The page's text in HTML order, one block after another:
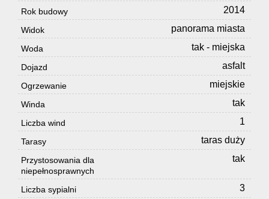
Rok budowy 2014
Widok panorama miasta
Woda tak - miejska
Dojazd asfalt
Ogrzewanie miejskie
Winda tak
Liczba wind 1
Tarasy taras duży
Przystosowania dla
niepełnosprawnych
tak
Liczba sypialni 3